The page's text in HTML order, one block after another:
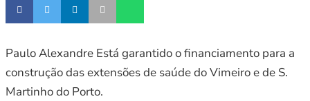
Paulo Alexandre Está garantido o financiamento para a
construção das extensões de saúde do Vimeiro e de S.
Martinho do Porto.